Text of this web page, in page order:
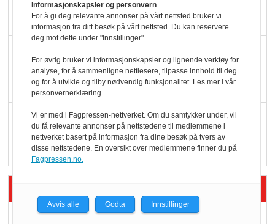
oktan
KBS-bransjen i
endring: Stadig større
serveringstilbud
Vokser med ferdigmat
i dagligvare
Informasjonskapsler og personvern
For å gi deg relevante annonser på vårt nettsted bruker vi
informasjon fra ditt besøk på vårt nettsted. Du kan reservere
deg mot dette under "Innstillinger".
For øvrig bruker vi informasjonskapsler og lignende verktøy for
analyse, for å sammenligne nettlesere, tilpasse innhold til deg
og for å utvikle og tilby nødvendig funksjonalitet. Les mer i vår
personvernerklæring.
Vi er med i Fagpressen-nettverket. Om du samtykker under, vil
du få relevante annonser på nettstedene til medlemmene i
nettverket basert på informasjon fra dine besøk på tvers av
disse nettstedene. En oversikt over medlemmene finner du på
Fagpressen.no.
Avvis alle Godta Innstillinger